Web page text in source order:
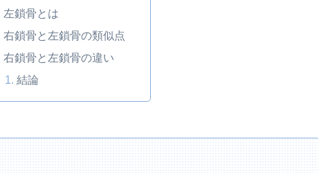
左鎖骨とは
右鎖骨と左鎖骨の類似点
右鎖骨と左鎖骨の違い
結論